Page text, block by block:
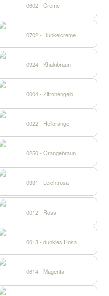
0602 - Creme
0702 - Dunkelcreme
0924 - Khakibraun
0004 - Zitronengelb
0022 - Hellorange
0250 - Orangebraun
0331 - Leichtrosa
0012 - Rosa
0013 - dunkles Rosa
0614 - Magenta